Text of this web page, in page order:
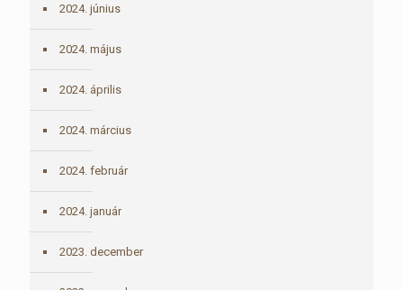
2024. június
2024. május
2024. április
2024. március
2024. február
2024. január
2023. december